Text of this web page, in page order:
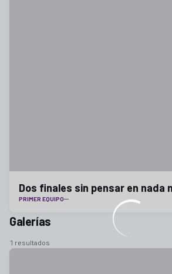
Dos finales sin pensar en nada
PRIMER EQUIPO
Galerías
1 resultados